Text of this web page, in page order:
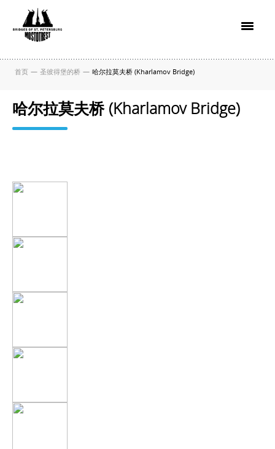
首页 — 圣彼得堡的桥 — 哈尔拉莫夫桥 (Kharlamov Bridge)
哈尔拉莫夫桥 (Kharlamov Bridge)